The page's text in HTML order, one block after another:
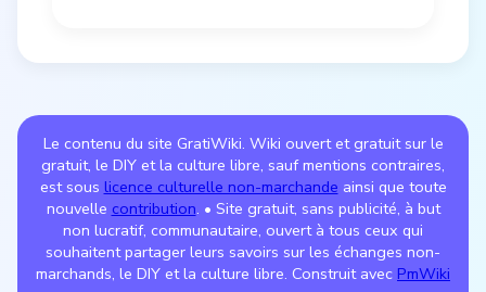
Le contenu du site GratiWiki. Wiki ouvert et gratuit sur le
gratuit, le DIY et la culture libre, sauf mentions contraires,
est sous licence culturelle non-marchande ainsi que toute
nouvelle contribution. • Site gratuit, sans publicité, à but
non lucratif, communautaire, ouvert à tous ceux qui
souhaitent partager leurs savoirs sur les échanges non-
marchands, le DIY et la culture libre. Construit avec PmWiki